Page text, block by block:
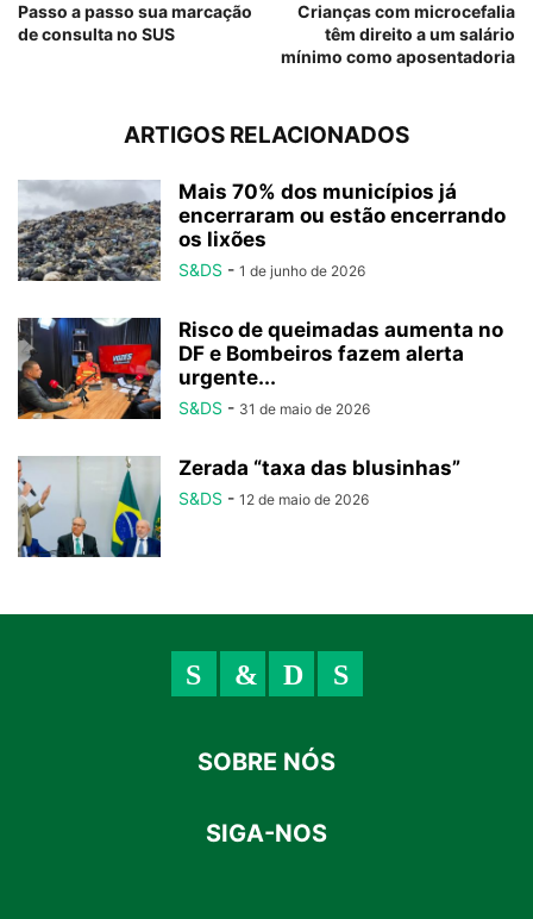
Passo a passo sua marcação
de consulta no SUS
Crianças com microcefalia
têm direito a um salário
mínimo como aposentadoria
ARTIGOS RELACIONADOS
Mais 70% dos municípios já
encerraram ou estão encerrando
os lixões
S&DS - 1 de junho de 2026
Risco de queimadas aumenta no
DF e Bombeiros fazem alerta
urgente...
S&DS - 31 de maio de 2026
Zerada “taxa das blusinhas”
S&DS - 12 de maio de 2026
SOBRE NÓS
SIGA-NOS